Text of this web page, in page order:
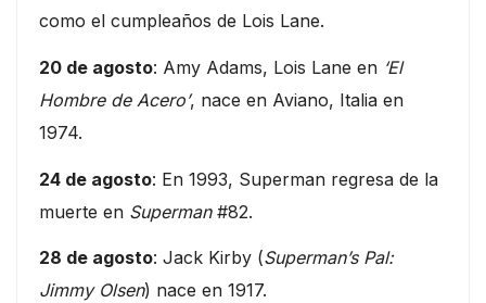
como el cumpleaños de Lois Lane.
20 de agosto: Amy Adams, Lois Lane en ‘El
Hombre de Acero’, nace en Aviano, Italia en
1974.
24 de agosto: En 1993, Superman regresa de la
muerte en Superman#82.
28 de agosto: Jack Kirby (Superman’s Pal:
Jimmy Olsen) nace en 1917.